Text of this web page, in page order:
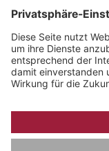
Instagram
Youtube